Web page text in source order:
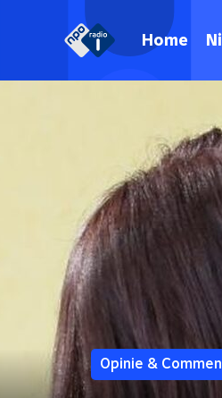
Home
Opinie &